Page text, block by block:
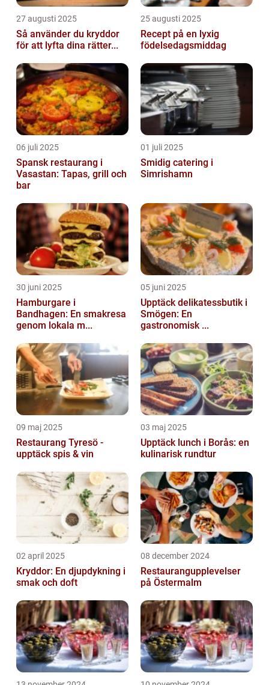
27 augusti 2025
Så använder du kryddor
för att lyfta dina rätter...
25 augusti 2025
Recept på en lyxig
födelsedagsmiddag
06 juli 2025
Spansk restaurang i
Vasastan: Tapas, grill och
bar
01 juli 2025
Smidig catering i
Simrishamn
30 juni 2025
Hamburgare i
Bandhagen: En smakresa
genom lokala m...
05 juni 2025
Upptäck delikatessbutik i
Smögen: En
gastronomisk ...
09 maj 2025
Restaurang Tyresö -
upptäck spis & vin
03 maj 2025
Upptäck lunch i Borås: en
kulinarisk rundtur
02 april 2025
Kryddor: En djupdykning i
smak och doft
08 december 2024
Restaurangupplevelser
på Östermalm